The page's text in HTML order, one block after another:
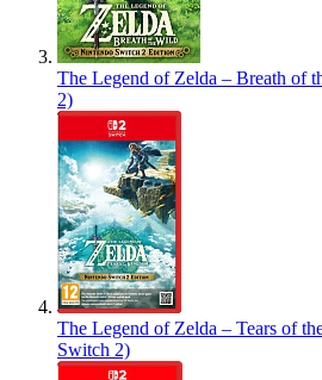
The Legend of Zelda – Breath of
2)
The Legend of Zelda – Tears of
Switch 2)